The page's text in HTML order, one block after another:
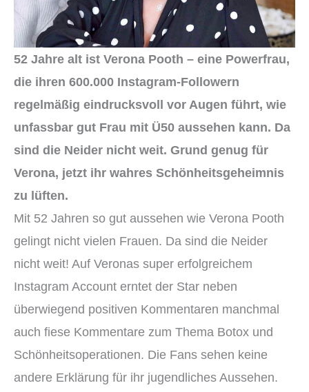
52 Jahre alt ist Verona Pooth – eine Powerfrau,
die ihren 600.000 Instagram-Followern
regelmäßig eindrucksvoll vor Augen führt, wie
unfassbar gut Frau mit Ü50 aussehen kann. Da
sind die Neider nicht weit. Grund genug für
Verona, jetzt ihr wahres Schönheitsgeheimnis
zu lüften.
Mit 52 Jahren so gut aussehen wie Verona Pooth
gelingt nicht vielen Frauen. Da sind die Neider
nicht weit! Auf Veronas super erfolgreichem
Instagram Account erntet der Star neben
überwiegend positiven Kommentaren manchmal
auch fiese Kommentare zum Thema Botox und
Schönheitsoperationen. Die Fans sehen keine
andere Erklärung für ihr jugendliches Aussehen.